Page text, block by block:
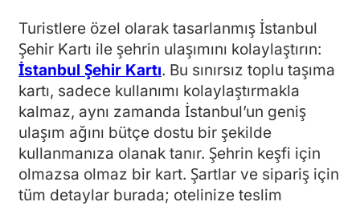
Turistlere özel olarak tasarlanmış İstanbul
Şehir Kartı ile şehrin ulaşımını kolaylaştırın:
İstanbul Şehir Kartı. Bu sınırsız toplu taşıma
kartı, sadece kullanımı kolaylaştırmakla
kalmaz, aynı zamanda İstanbul’un geniş
ulaşım ağını bütçe dostu bir şekilde
kullanmanıza olanak tanır. Şehrin keşfi için
olmazsa olmaz bir kart. Şartlar ve sipariş için
tüm detaylar burada; otelinize teslim